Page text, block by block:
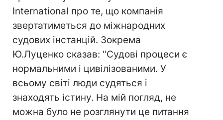
International про те, що компанія
звертатиметься до міжнародних
судових інстанцій. Зокрема
Ю.Луценко сказав: "Судові процеси є
нормальними і цивілізованими. У
всьому світі люди судяться і
знаходять істину. На мій погляд, не
можна було не розглянути це питання